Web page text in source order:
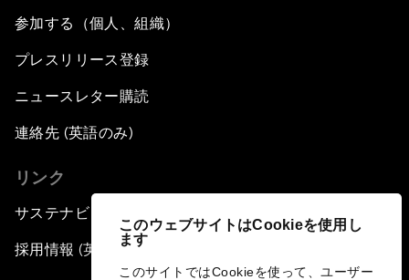
このウェブサイトはCookieを使用し
ます
このサイトではCookieを使って、ユーザー
参加する（個人、組織）
プレスリリース登録
ニュースレター購読
連絡先 (英語のみ)
リンク
サステナビリティへの取り組み
採用情報 (英語のみ)